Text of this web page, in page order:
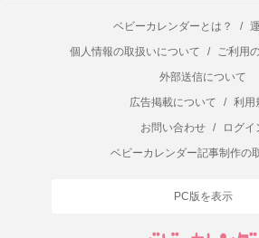
ベビーカレンダーとは？ /
個人情報の取扱いについて
/
ご利用
外部送信について
広告掲載について
/
利用
お問い合わせ
/
ログイ
ベビーカレンダー記事制作の
PC版を表示